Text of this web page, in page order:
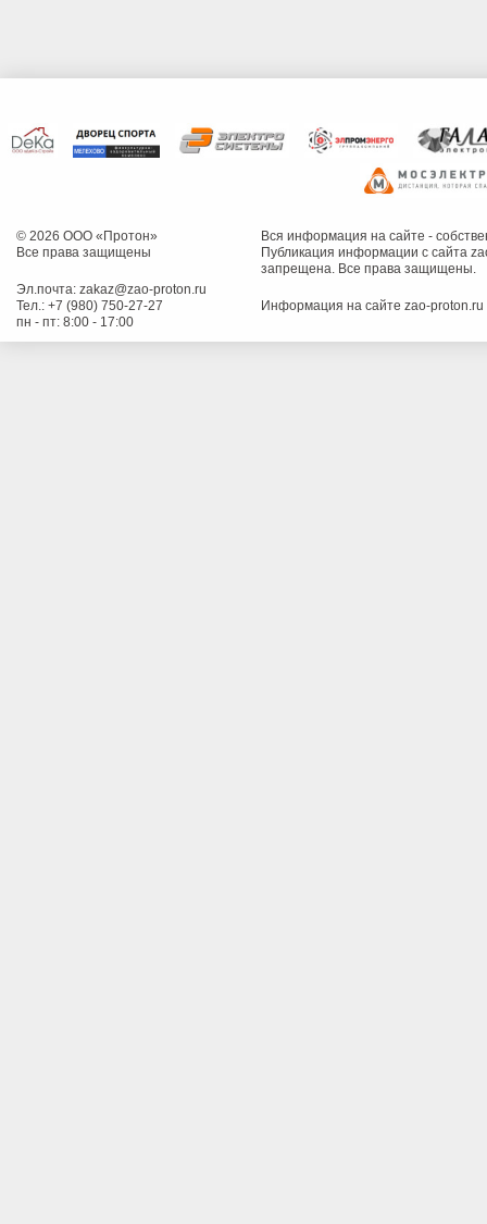
© 2026 ООО «Протон»
Все права защищены
Эл.почта: zakaz@zao-proton.ru
Тел.: +7 (980) 750-27-27
пн - пт: 8:00 - 17:00
Вся информация на сайте -
Публикация информации с сайта
запрещена. Все права защищены.
Информация на сайте zao-